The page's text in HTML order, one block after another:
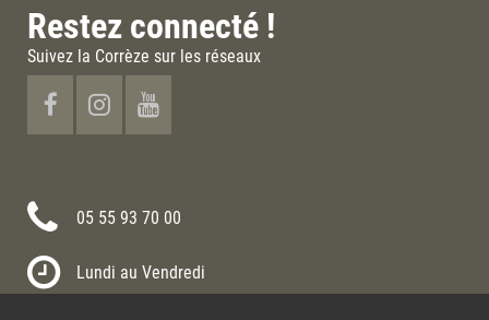
Restez connecté !
Suivez la Corrèze sur les réseaux
05 55 93 70 00
Lundi au Vendredi